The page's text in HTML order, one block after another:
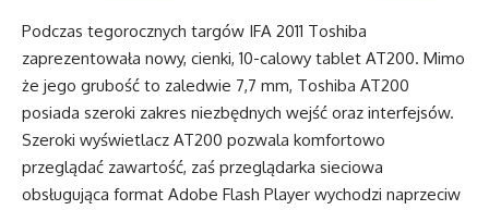
Podczas tegorocznych targów IFA 2011 Toshiba
zaprezentowała nowy, cienki, 10-calowy tablet AT200. Mimo
że jego grubość to zaledwie 7,7 mm, Toshiba AT200
posiada szeroki zakres niezbędnych wejść oraz interfejsów.
Szeroki wyświetlacz AT200 pozwala komfortowo
przeglądać zawartość, zaś przeglądarka sieciowa
obsługująca format Adobe Flash Player wychodzi naprzeciw